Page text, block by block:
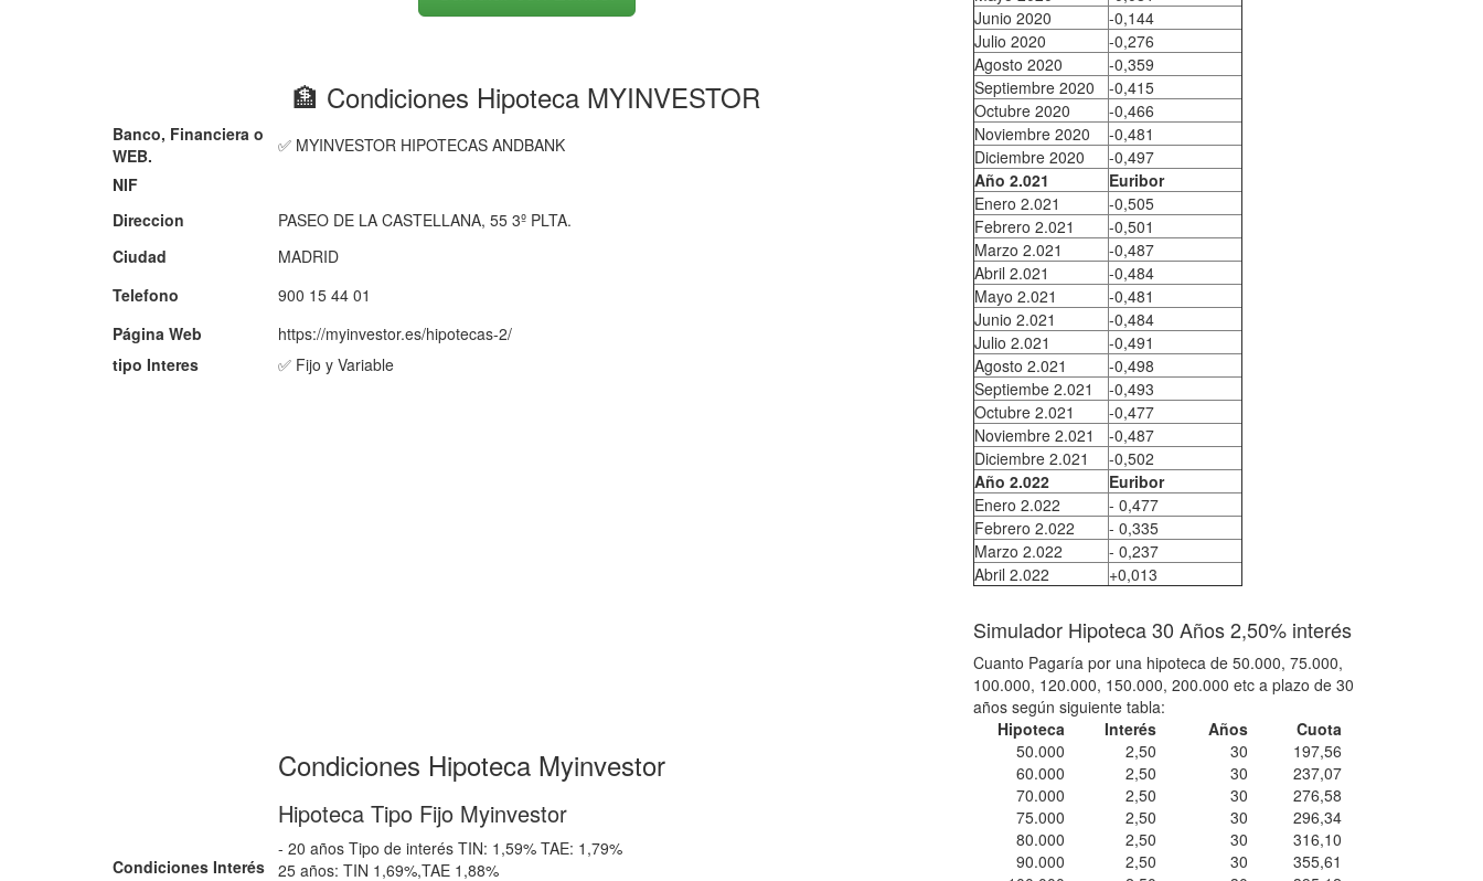
🏦 Condiciones Hipoteca MYINVESTOR
Banco, Financiera o
WEB.
✅ MYINVESTOR HIPOTECAS ANDBANK
NIF
Direccion
PASEO DE LA CASTELLANA, 55 3º PLTA.
Ciudad
MADRID
Telefono
900 15 44 01
Página Web
https://myinvestor.es/hipotecas-2/
tipo Interes
✅ Fijo y Variable
Condiciones Interés
Condiciones Hipoteca Myinvestor
Hipoteca Tipo Fijo Myinvestor
- 20 años Tipo de interés TIN: 1,59% TAE: 1,79%
25 años: TIN 1,69%,TAE 1,88%
Junio 2020
-0,144
Julio 2020
-0,276
Agosto 2020
-0,359
Septiembre 2020
-0,415
Octubre 2020
-0,466
Noviembre 2020
-0,481
Diciembre 2020
-0,497
Año 2.021
Euribor
Enero 2.021
-0,505
Febrero 2.021
-0,501
Marzo 2.021
-0,487
Abril 2.021
-0,484
Mayo 2.021
-0,481
Junio 2.021
-0,484
Julio 2.021
-0,491
Agosto 2.021
-0,498
Septiembe 2.021
-0,493
Octubre 2.021
-0,477
Noviembre 2.021
-0,487
Diciembre 2.021
-0,502
Año 2.022
Euribor
Enero 2.022
- 0,477
Febrero 2.022
- 0,335
Marzo 2.022
- 0,237
Abril 2.022
+0,013
Simulador Hipoteca 30 Años 2,50% interés
Cuanto Pagaría por una hipoteca de 50.000, 75.000,
100.000, 120.000, 150.000, 200.000 etc a plazo de 30
años según siguiente tabla:
Hipoteca
Interés Años
Cuota
50.000
2,50 30
197,56
60.000
2,50 30
237,07
70.000
2,50 30
276,58
75.000
2,50 30
296,34
80.000
2,50 30
316,10
90.000
2,50 30
355,61